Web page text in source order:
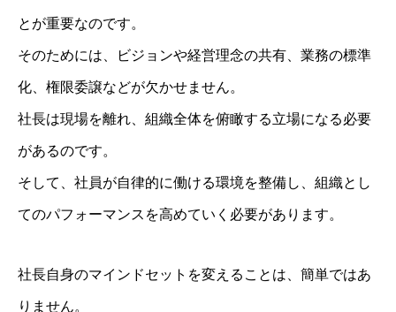
とが重要なのです。
そのためには、ビジョンや経営理念の共有、業務の標準
化、権限委譲などが欠かせません。
社長は現場を離れ、組織全体を俯瞰する立場になる必要
があるのです。
そして、社員が自律的に働ける環境を整備し、組織とし
てのパフォーマンスを高めていく必要があります。
社長自身のマインドセットを変えることは、簡単ではあ
りません。